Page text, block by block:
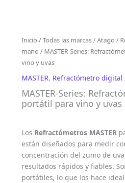
Inicio /Todas las marcas/Atago /
mano / MASTER-Series:
vino y uvas
MASTER, Refractómetro digital
MASTER-Series:
portátil para vino y uvas
Los Refractómetros MASTER
están diseñados para medir
concentración del zumo de
resultados rápidos y fiables.
portátiles, lo que los hace